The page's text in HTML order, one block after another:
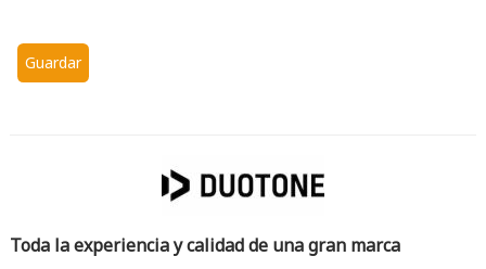
Toda la experiencia y calidad de una gran marca